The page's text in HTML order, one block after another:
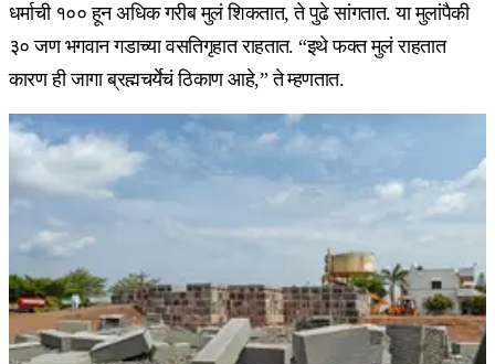
धर्माची १०० हून अधिक गरीब मुलं शिकतात, ते पुढे सांगतात. या मुलांपैकी
३० जण भगवान गडाच्या वसतिगृहात राहतात. “इथे फक्त मुलं राहतात
कारण ही जागा ब्रह्मचर्येचं ठिकाण आहे,” ते म्हणतात.